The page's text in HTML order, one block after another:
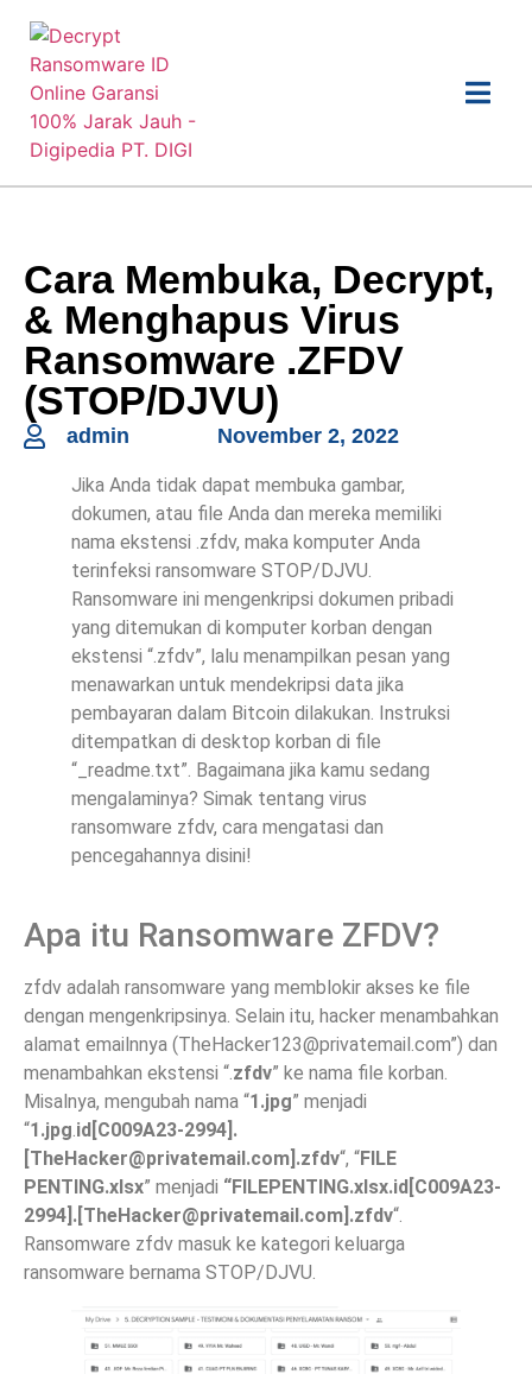
Cara Membuka, Decrypt,
& Menghapus Virus
Ransomware .ZFDV
(STOP/DJVU)
admin November 2, 2022
Jika Anda tidak dapat membuka gambar,
dokumen, atau file Anda dan mereka memiliki
nama ekstensi .zfdv, maka komputer Anda
terinfeksi ransomware STOP/DJVU.
Ransomware ini mengenkripsi dokumen pribadi
yang ditemukan di komputer korban dengan
ekstensi “.zfdv”, lalu menampilkan pesan yang
menawarkan untuk mendekripsi data jika
pembayaran dalam Bitcoin dilakukan. Instruksi
ditempatkan di desktop korban di file
“_readme.txt”. Bagaimana jika kamu sedang
mengalaminya? Simak tentang virus
ransomware zfdv, cara mengatasi dan
pencegahannya disini!
Apa itu Ransomware ZFDV?
zfdv adalah ransomware yang memblokir akses ke file
dengan mengenkripsinya. Selain itu, hacker menambahkan
alamat emailnnya (TheHacker123@privatemail.com”) dan
menambahkan ekstensi “.zfdv” ke nama file korban.
Misalnya, mengubah nama “1.jpg” menjadi
“1.jpg.id[C009A23-2994].
TheHacker@privatemail.com ].zfdv“, “FILE
PENTING.xlsx” menjadi “FILEPENTING.xlsx.id[C009A23-
2994].[ TheHacker@privatemail.com ].zfdv“.
Ransomware zfdv masuk ke kategori keluarga
ransomware bernama STOP/DJVU.